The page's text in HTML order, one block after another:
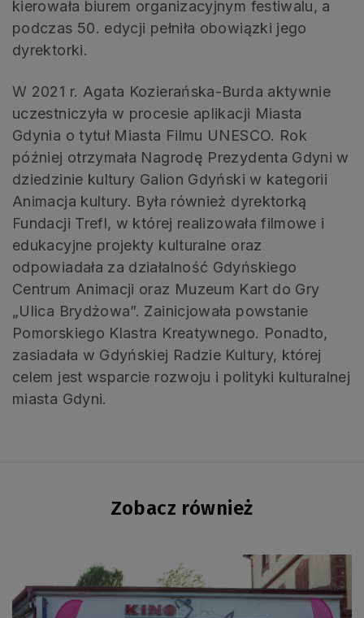
kierowała biurem organizacyjnym festiwalu, a
podczas 50. edycji pełniła obowiązki jego
dyrektorki.
W 2021 r. Agata Kozierańska-Burda aktywnie
uczestniczyła w procesie aplikacji Miasta
Gdynia o tytuł Miasta Filmu UNESCO. Rok
później otrzymała Nagrodę Prezydenta Gdyni w
dziedzinie kultury Galion Gdyński w kategorii
Animacja kultury. Była również dyrektorką
Fundacji Trefl, w której realizowała filmowe i
edukacyjne projekty kulturalne oraz
odpowiadała za działalność Gdyńskiego
Centrum Animacji oraz Muzeum Kart do Gry
„Ulica Brydżowa”. Zainicjowała powstanie
Pomorskiego Klastra Kreatywnego. Ponadto,
zasiadała w Gdyńskiej Radzie Kultury, której
celem jest wsparcie rozwoju i polityki kulturalnej
miasta Gdyni.
Zobacz również